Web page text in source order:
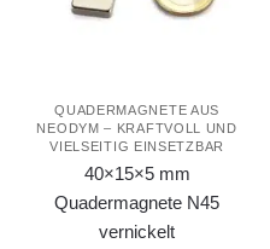
QUADERMAGNETE AUS
NEODYM – KRAFTVOLL UND
VIELSEITIG EINSETZBAR
40×15×5 mm
Quadermagnete N45
vernickelt